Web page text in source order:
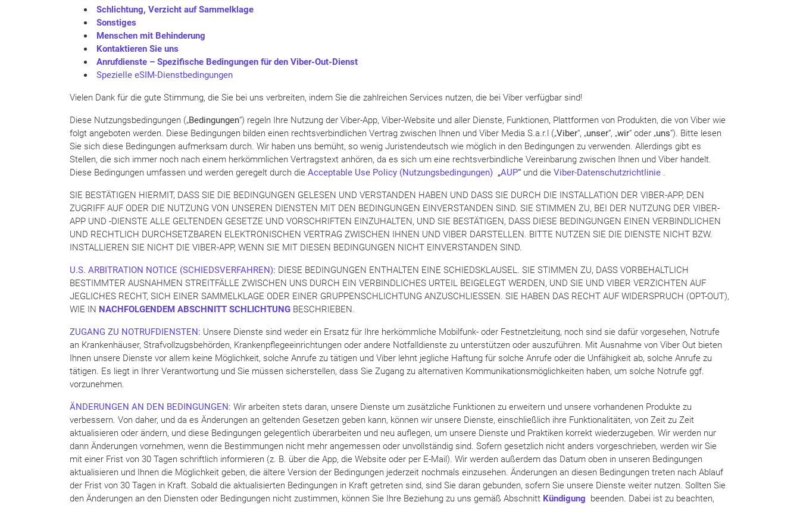
Schlichtung, Verzicht auf Sammelklage
Sonstiges
Menschen mit Behinderung
Kontaktieren Sie uns
Anrufdienste – Spezifische Bedingungen für den Viber-Out-Dienst
Spezielle eSIM-Dienstbedingungen
Vielen Dank für die gute Stimmung, die Sie bei uns verbreiten, indem Sie die zahlreichen Services nutzen, die bei Viber verfügbar sind!
Diese Nutzungsbedingungen („Bedingungen“) regeln Ihre Nutzung der Viber-App, Viber-Website und aller Dienste, Funktionen, Plattformen von Produkten, die von Viber wie
folgt angeboten werden. Diese Bedingungen bilden einen rechtsverbindlichen Vertrag zwischen Ihnen und Viber Media S.a.r.l („Viber“, „unser“, „wir“ oder „uns“). Bitte lesen
Sie sich diese Bedingungen aufmerksam durch. Wir haben uns bemüht, so wenig Juristendeutsch wie möglich in den Bedingungen zu verwenden. Allerdings gibt es
Stellen, die sich immer noch nach einem herkömmlichen Vertragstext anhören, da es sich um eine rechtsverbindliche Vereinbarung zwischen Ihnen und Viber handelt.
Diese Bedingungen umfassen und werden geregelt durch die Acceptable Use Policy (Nutzungsbedingungen) „AUP“ und die Viber-Datenschutzrichtlinie .
SIE BESTÄTIGEN HIERMIT, DASS SIE DIE BEDINGUNGEN GELESEN UND VERSTANDEN HABEN UND DASS SIE DURCH DIE INSTALLATION DER VIBER-APP, DEN
ZUGRIFF AUF ODER DIE NUTZUNG VON UNSEREN DIENSTEN MIT DEN BEDINGUNGEN EINVERSTANDEN SIND. SIE STIMMEN ZU, BEI DER NUTZUNG DER VIBER-
APP UND -DIENSTE ALLE GELTENDEN GESETZE UND VORSCHRIFTEN EINZUHALTEN, UND SIE BESTÄTIGEN, DASS DIESE BEDINGUNGEN EINEN VERBINDLICHEN
UND RECHTLICH DURCHSETZBAREN ELEKTRONISCHEN VERTRAG ZWISCHEN IHNEN UND VIBER DARSTELLEN. BITTE NUTZEN SIE DIE DIENSTE NICHT BZW.
INSTALLIEREN SIE NICHT DIE VIBER-APP, WENN SIE MIT DIESEN BEDINGUNGEN NICHT EINVERSTANDEN SIND.
U.S. ARBITRATION NOTICE (SCHIEDSVERFAHREN): DIESE BEDINGUNGEN ENTHALTEN EINE SCHIEDSKLAUSEL. SIE STIMMEN ZU, DASS VORBEHALTLICH
BESTIMMTER AUSNAHMEN STREITFÄLLE ZWISCHEN UNS DURCH EIN VERBINDLICHES URTEIL BEIGELEGT WERDEN, UND SIE UND VIBER VERZICHTEN AUF
JEGLICHES RECHT, SICH EINER SAMMELKLAGE ODER EINER GRUPPENSCHLICHTUNG ANZUSCHLIESSEN. SIE HABEN DAS RECHT AUF WIDERSPRUCH (OPT-OUT),
WIE IN NACHFOLGENDEM ABSCHNITT SCHLICHTUNG BESCHRIEBEN.
ZUGANG ZU NOTRUFDIENSTEN: Unsere Dienste sind weder ein Ersatz für Ihre herkömmliche Mobilfunk- oder Festnetzleitung, noch sind sie dafür vorgesehen, Notrufe
an Krankenhäuser, Strafvollzugsbehörden, Krankenpflegeeinrichtungen oder andere Notfalldienste zu unterstützen oder auszuführen. Mit Ausnahme von Viber Out bieten
Ihnen unsere Dienste vor allem keine Möglichkeit, solche Anrufe zu tätigen und Viber lehnt jegliche Haftung für solche Anrufe oder die Unfähigkeit ab, solche Anrufe zu
tätigen. Es liegt in Ihrer Verantwortung und Sie müssen sicherstellen, dass Sie Zugang zu alternativen Kommunikationsmöglichkeiten haben, um solche Notrufe ggf.
vorzunehmen.
ÄNDERUNGEN AN DEN BEDINGUNGEN: Wir arbeiten stets daran, unsere Dienste um zusätzliche Funktionen zu erweitern und unsere vorhandenen Produkte zu
verbessern. Von daher, und da es Änderungen an geltenden Gesetzen geben kann, können wir unsere Dienste, einschließlich ihre Funktionalitäten, von Zeit zu Zeit
aktualisieren oder ändern, und diese Bedingungen gelegentlich überarbeiten und neu auflegen, um unsere Dienste und Praktiken korrekt wiederzugeben. Wir werden nur
dann Änderungen vornehmen, wenn die Bestimmungen nicht mehr angemessen oder unvollständig sind. Sofern gesetzlich nicht anders vorgeschrieben, werden wir Sie
mit einer Frist von 30 Tagen schriftlich informieren (z. B. über die App, die Website oder per E-Mail). Wir werden außerdem das Datum oben in unseren Bedingungen
aktualisieren und Ihnen die Möglichkeit geben, die ältere Version der Bedingungen jederzeit nochmals einzusehen. Änderungen an diesen Bedingungen treten nach Ablauf
der Frist von 30 Tagen in Kraft. Sobald die aktualisierten Bedingungen in Kraft getreten sind, sind Sie daran gebunden, sofern Sie unsere Dienste weiter nutzen. Sollten Sie
den Änderungen an den Diensten oder Bedingungen nicht zustimmen, können Sie Ihre Beziehung zu uns gemäß Abschnitt Kündigung beenden. Dabei ist zu beachten,